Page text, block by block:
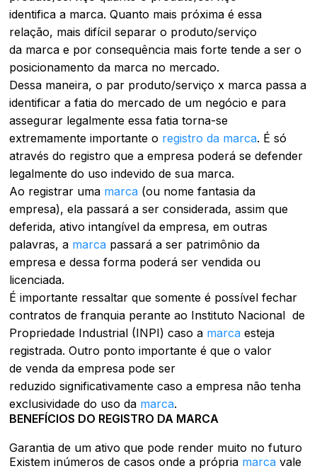
identifica a marca. Quanto mais próxima é essa
relação, mais difícil separar o produto/serviço
da marca e por consequência mais forte tende a ser o
posicionamento da marca no mercado.
Dessa maneira, o par produto/serviço x marcapassa a
identificar a fatia do mercado de um negócio e para
assegurar legalmente essa fatia torna-se
extremamente importante o registro da marca. É só
através do registro que a empresa poderá se defender
legalmente do uso indevido de sua marca.
Ao registrar uma marca(ou nome fantasia da
empresa), ela passará a ser considerada, assim que
deferida, ativo intangível da empresa, em outras
palavras, a marcapassará a ser patrimônio da
empresa e dessa forma poderá ser vendida ou
licenciada.
É importante ressaltar que somente é possível fechar
contratos de franquia perante ao Instituto Nacional de
Propriedade Industrial (INPI) caso a marcaesteja
registrada. Outro ponto importante é que o valor
de venda da empresa pode ser
reduzido significativamente caso a empresa não tenha
exclusividade do uso da marca.
BENEFÍCIOS DO REGISTRO DA MARCA
Garantia de um ativo que pode render muito no futuro
Existem inúmeros de casos onde a própria marcavale